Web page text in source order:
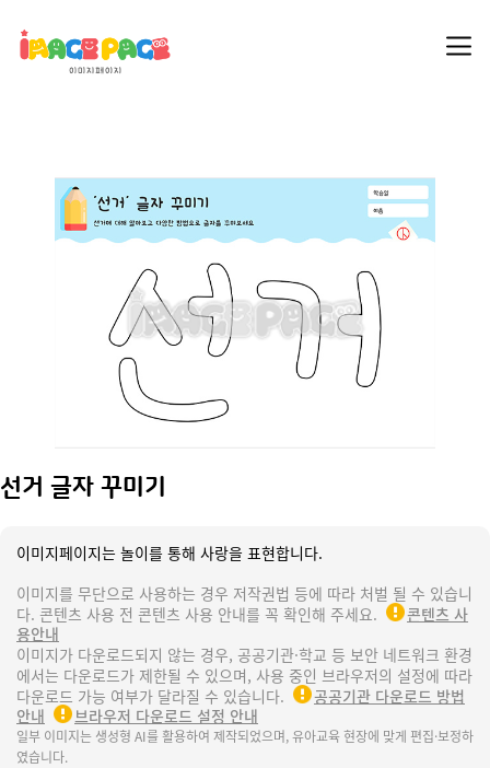
선거 글자 꾸미기
이미지페이지는 놀이를 통해 사랑을 표현합니다.
이미지를 무단으로 사용하는 경우 저작권법 등에 따라 처벌 될 수 있습니
다. 콘텐츠 사용 전 콘텐츠 사용 안내를 꼭 확인해 주세요.
콘텐츠 사
용안내
이미지가 다운로드되지 않는 경우, 공공기관·학교 등 보안 네트워크 환경
에서는 다운로드가 제한될 수 있으며, 사용 중인 브라우저의 설정에 따라
다운로드 가능 여부가 달라질 수 있습니다.
공공기관 다운로드 방법
안내
브라우저 다운로드 설정 안내
일부 이미지는 생성형 AI를 활용하여 제작되었으며, 유아교육 현장에 맞게 편집·보정하
였습니다.